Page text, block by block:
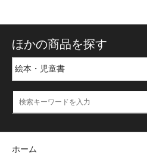
ほかの商品を探す
ホーム